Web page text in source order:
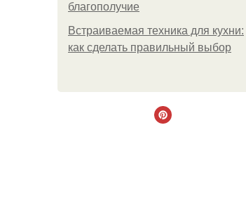
благополучие
Встраиваемая техника для кухни:
как сделать правильный выбор